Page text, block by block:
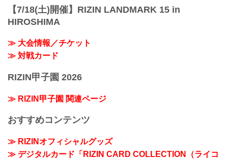
【7/18(土)開催】RIZIN LANDMARK 15 in
HIROSHIMA
≫ 大会情報／チケット
≫ 対戦カード
RIZIN甲子園 2026
≫ RIZIN甲子園 関連ページ
おすすめコンテンツ
≫ RIZINオフィシャルグッズ
≫ デジタルカード「RIZIN CARD COLLECTION（ライコ